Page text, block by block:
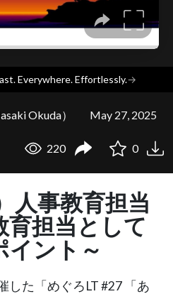
Everywhere. Effortlessly.→
Okuda） May 27, 2025
220 0
人事教育担当
担当として
ント～
した「めぐろLT #27 「あ